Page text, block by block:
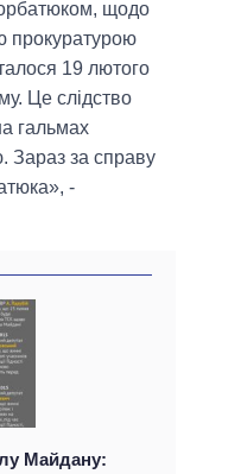
щодо
прокуратурою
19 лютого
Це слідство
гальмах
Зараз за справу
-
Майдану: